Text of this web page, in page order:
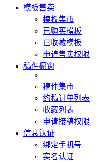
模板售卖
模板集市
已购买模板
已收藏模板
申请售卖权限
稿件橱窗
稿件集市
约稿订单列表
收藏列表
申请接稿权限
信息认证
绑定手机号
实名认证